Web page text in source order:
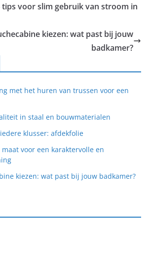
tips voor slim gebruik van stroom in
kiezen: wat past bij jouw
badkamer?
met het huren van trussen voor een
in staal en bouwmaterialen
klusser: afdekfolie
voor een karaktervolle en
kiezen: wat past bij jouw badkamer?